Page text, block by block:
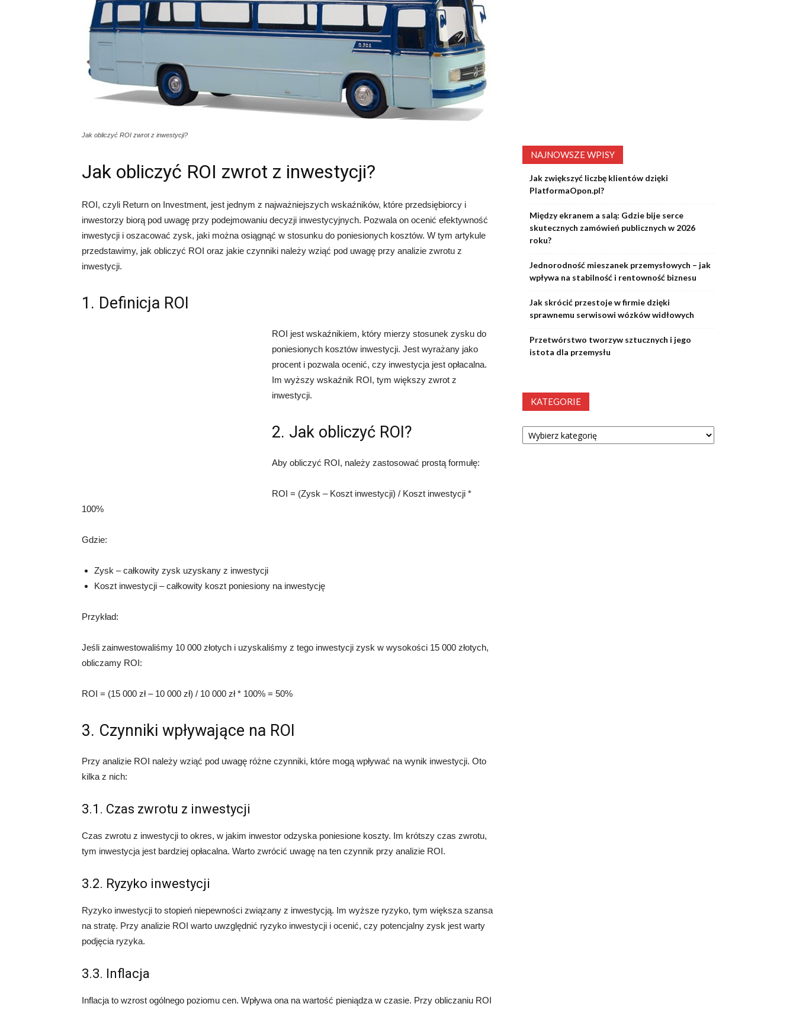
Jak obliczyć ROI zwrot z inwestycji?
Jak obliczyć ROI zwrot z inwestycji?
ROI, czyli Return on Investment, jest jednym z najważniejszych wskaźników, które przedsiębiorcy i
inwestorzy biorą pod uwagę przy podejmowaniu decyzji inwestycyjnych. Pozwala on ocenić efektywność
inwestycji i oszacować zysk, jaki można osiągnąć w stosunku do poniesionych kosztów. W tym artykule
przedstawimy, jak obliczyć ROI oraz jakie czynniki należy wziąć pod uwagę przy analizie zwrotu z
inwestycji.
1. Definicja ROI
ROI jest wskaźnikiem, który mierzy stosunek zysku do
poniesionych kosztów inwestycji. Jest wyrażany jako
procent i pozwala ocenić, czy inwestycja jest opłacalna.
Im wyższy wskaźnik ROI, tym większy zwrot z
inwestycji.
2. Jak obliczyć ROI?
Aby obliczyć ROI, należy zastosować prostą formułę:
ROI = (Zysk – Koszt inwestycji) / Koszt inwestycji *
100%
Gdzie:
Zysk – całkowity zysk uzyskany z inwestycji
Koszt inwestycji – całkowity koszt poniesiony na inwestycję
Przykład:
Jeśli zainwestowaliśmy 10 000 złotych i uzyskaliśmy z tego inwestycji zysk w wysokości 15 000 złotych,
obliczamy ROI:
ROI = (15 000 zł – 10 000 zł) / 10 000 zł * 100% = 50%
3. Czynniki wpływające na ROI
Przy analizie ROI należy wziąć pod uwagę różne czynniki, które mogą wpływać na wynik inwestycji. Oto
kilka z nich:
3.1. Czas zwrotu z inwestycji
Czas zwrotu z inwestycji to okres, w jakim inwestor odzyska poniesione koszty. Im krótszy czas zwrotu,
tym inwestycja jest bardziej opłacalna. Warto zwrócić uwagę na ten czynnik przy analizie ROI.
3.2. Ryzyko inwestycji
Ryzyko inwestycji to stopień niepewności związany z inwestycją. Im wyższe ryzyko, tym większa szansa
na stratę. Przy analizie ROI warto uwzględnić ryzyko inwestycji i ocenić, czy potencjalny zysk jest warty
podjęcia ryzyka.
3.3. Inflacja
Inflacja to wzrost ogólnego poziomu cen. Wpływa ona na wartość pieniądza w czasie. Przy obliczaniu ROI
NAJNOWSZE WPISY
Jak zwiększyć liczbę klientów dzięki
PlatformaOpon.pl?
Między ekranem a salą: Gdzie bije serce
skutecznych zamówień publicznych w 2026
roku?
Jednorodność mieszanek przemysłowych – jak
wpływa na stabilność i rentowność biznesu
Jak skrócić przestoje w firmie dzięki
sprawnemu serwisowi wózków widłowych
Przetwórstwo tworzyw sztucznych i jego
istota dla przemysłu
KATEGORIE
Kategorie